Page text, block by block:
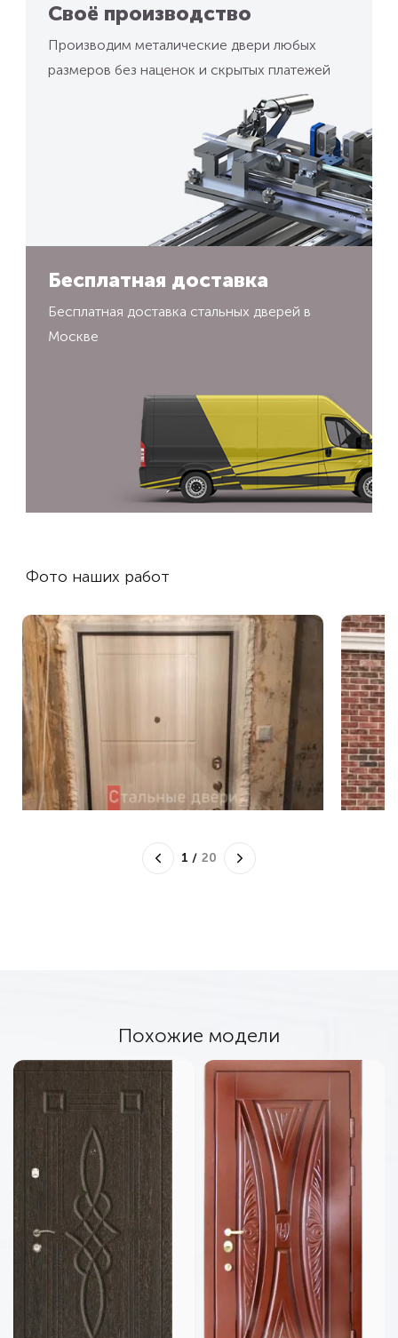
Своё производство
Производим металические двери любых
размеров без наценок и скрытых платежей
Бесплатная доставка
Бесплатная доставка стальных дверей в
Москве
Фото наших работ
1 / 20
Похожие модели